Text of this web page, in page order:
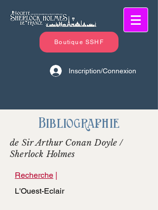
Boutique SSHF
Inscription/Connexion
Bibliographie
de Sir Arthur Conan Doyle /
Sherlock Holmes
Recherche |
L'Ouest-Eclair